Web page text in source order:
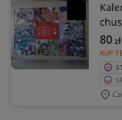
KUP
80zł